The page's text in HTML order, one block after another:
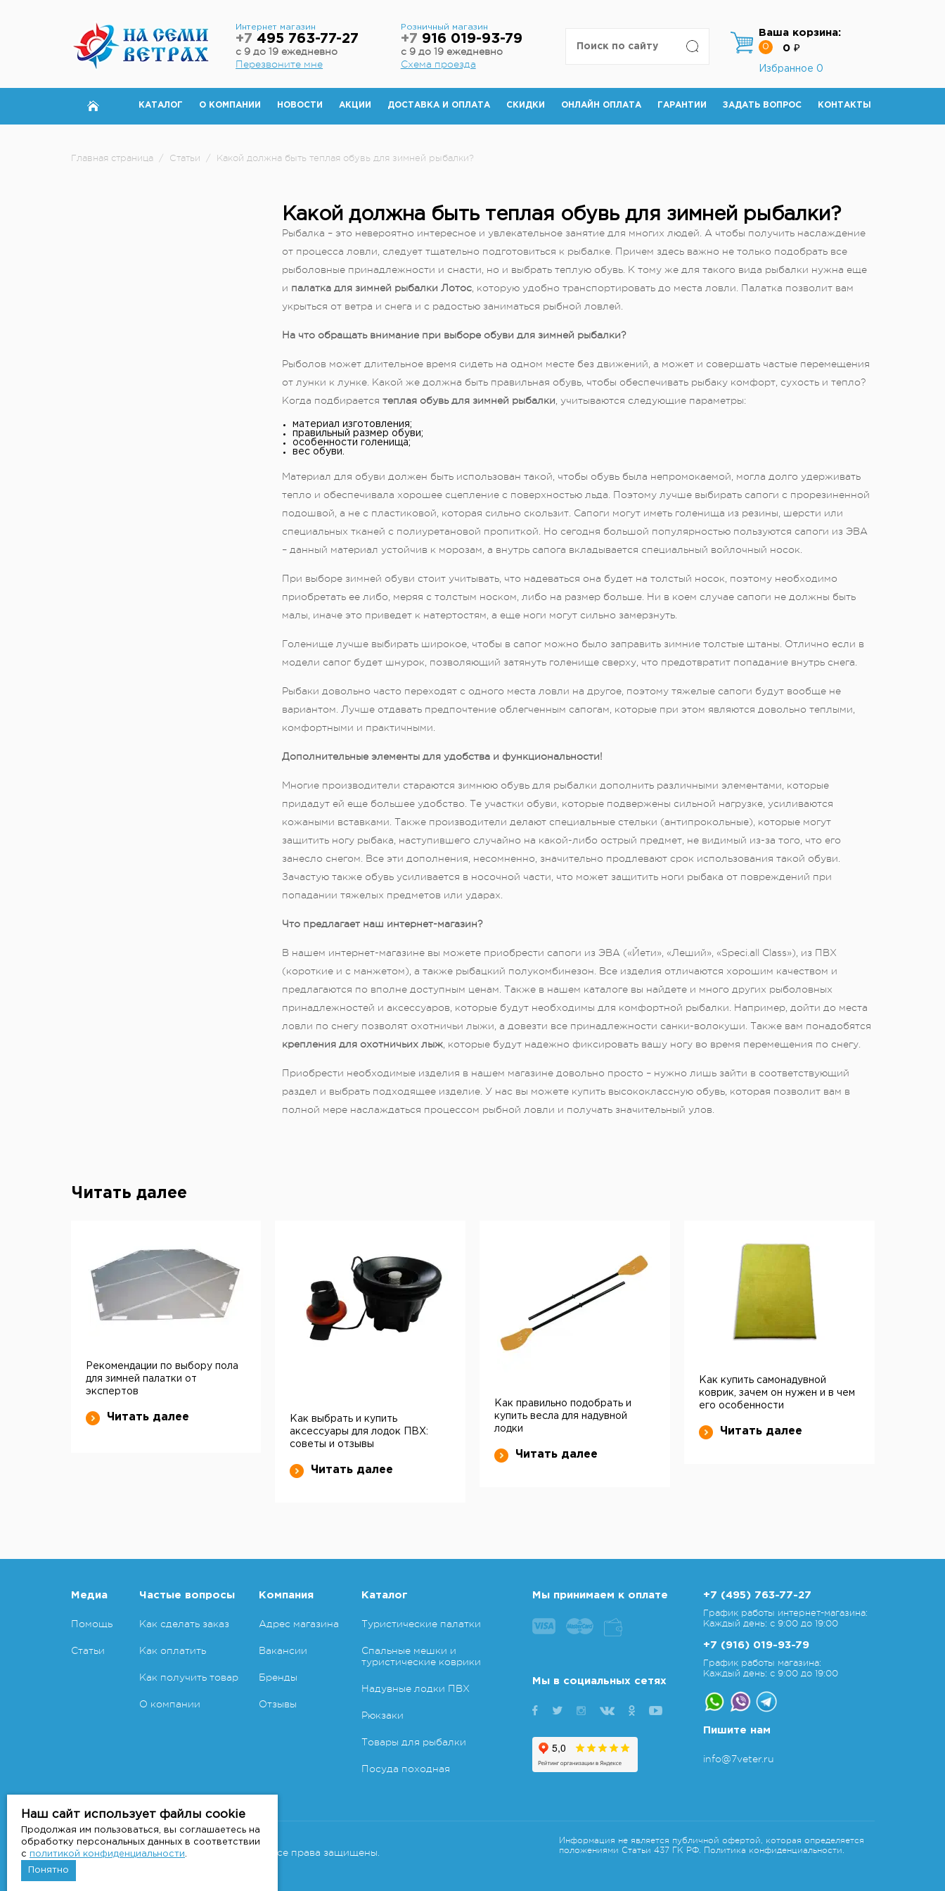
Интернет магазин
+7 495 763-77-27
с 9 до 19 ежедневно
Перезвоните мне
Розничный магазин
+7 916 019-93-79
с 9 до 19 ежедневно
Схема проезда
Ваша корзина:
0 0 ₽
Избранное 0
КАТАЛОГ О КОМПАНИИ НОВОСТИ АКЦИИ ДОСТАВКА И ОПЛАТА СКИДКИ ОНЛАЙН ОПЛАТА ГАРАНТИИ ЗАДАТЬ ВОПРОС КОНТАКТЫ
Главная страница / Статьи / Какой должна быть теплая обувь для зимней рыбалки?
Какой должна быть теплая обувь для зимней рыбалки?
Рыбалка – это невероятно интересное и увлекательное занятие для многих людей. А чтобы получить наслаждение
от процесса ловли, следует тщательно подготовиться к рыбалке. Причем здесь важно не только подобрать все
рыболовные принадлежности и снасти, но и выбрать теплую обувь. К тому же для такого вида рыбалки нужна еще
и палатка для зимней рыбалки Лотос, которую удобно транспортировать до места ловли. Палатка позволит вам
укрыться от ветра и снега и с радостью заниматься рыбной ловлей.
На что обращать внимание при выборе обуви для зимней рыбалки?
Рыболов может длительное время сидеть на одном месте без движений, а может и совершать частые перемещения
от лунки к лунке. Какой же должна быть правильная обувь, чтобы обеспечивать рыбаку комфорт, сухость и тепло?
Когда подбирается теплая обувь для зимней рыбалки , учитываются следующие параметры:
материал изготовления;
правильный размер обуви;
особенности голенища;
вес обуви.
Материал для обуви должен быть использован такой, чтобы обувь была непромокаемой, могла долго удерживать
тепло и обеспечивала хорошее сцепление с поверхностью льда. Поэтому лучше выбирать сапоги с прорезиненной
подошвой, а не с пластиковой, которая сильно скользит. Сапоги могут иметь голенища из резины, шерсти или
специальных тканей с полиуретановой пропиткой. Но сегодня большой популярностью пользуются сапоги из ЭВА
– данный материал устойчив к морозам, а внутрь сапога вкладывается специальный войлочный носок.
При выборе зимней обуви стоит учитывать, что надеваться она будет на толстый носок, поэтому необходимо
приобретать ее либо, меряя с толстым носком, либо на размер больше. Ни в коем случае сапоги не должны быть
малы, иначе это приведет к натертостям, а еще ноги могут сильно замерзнуть.
Голенище лучше выбирать широкое, чтобы в сапог можно было заправить зимние толстые штаны. Отлично если в
модели сапог будет шнурок, позволяющий затянуть голенище сверху, что предотвратит попадание внутрь снега.
Рыбаки довольно часто переходят с одного места ловли на другое, поэтому тяжелые сапоги будут вообще не
вариантом. Лучше отдавать предпочтение облегченным сапогам, которые при этом являются довольно теплыми,
комфортными и практичными.
Дополнительные элементы для удобства и функциональности!
Многие производители стараются зимнюю обувь для рыбалки дополнить различными элементами, которые
придадут ей еще большее удобство. Те участки обуви, которые подвержены сильной нагрузке, усиливаются
кожаными вставками. Также производители делают специальные стельки (антипрокольные), которые могут
защитить ногу рыбака, наступившего случайно на какой-либо острый предмет, не видимый из-за того, что его
занесло снегом. Все эти дополнения, несомненно, значительно продлевают срок использования такой обуви.
Зачастую также обувь усиливается в носочной части, что может защитить ноги рыбака от повреждений при
попадании тяжелых предметов или ударах.
Что предлагает наш интернет-магазин?
В нашем интернет-магазине вы можете приобрести сапоги из ЭВА («Йети», «Леший», «Speci.all Class»), из ПВХ
(короткие и с манжетом), а также рыбацкий полукомбинезон. Все изделия отличаются хорошим качеством и
предлагаются по вполне доступным ценам. Также в нашем каталоге вы найдете и много других рыболовных
принадлежностей и аксессуаров, которые будут необходимы для комфортной рыбалки. Например, дойти до места
ловли по снегу позволят охотничьи лыжи, а довезти все принадлежности санки-волокуши. Также вам понадобятся
крепления для охотничьих лыж, которые будут надежно фиксировать вашу ногу во время перемещения по снегу.
Приобрести необходимые изделия в нашем магазине довольно просто – нужно лишь зайти в соответствующий
раздел и выбрать подходящее изделие. У нас вы можете купить высококлассную обувь, которая позволит вам в
полной мере наслаждаться процессом рыбной ловли и получать значительный улов.
Читать далее
Рекомендации по выбору пола
для зимней палатки от
экспертов
Читать далее
Как выбрать и купить
аксессуары для лодок ПВХ:
советы и отзывы
Читать далее
Как правильно подобрать и
купить весла для надувной
лодки
Читать далее
Как купить самонадувной
коврик, зачем он нужен и в чем
его особенности
Читать далее
Медиа
Помощь
Статьи
Частые вопросы
Как сделать заказ
Как оплатить
Как получить товар
О компании
Компания
Адрес магазина
Вакансии
Бренды
Отзывы
Каталог
Туристические палатки
Спальные мешки и
туристические коврики
Надувные лодки ПВХ
Рюкзаки
Товары для рыбалки
Посуда походная
Мы принимаем к оплате
Мы в социальных сетях
+7 (495) 763-77-27
График работы интернет-магазина:
Каждый день: с 9:00 до 19:00
+7 (916) 019-93-79
График работы магазина:
Каждый день: с 9:00 до 19:00
Пишите нам
info@7veter.ru
Copyright 2011-2026 © 7veter.ru
Интернет-магазин "На Семи Ветрах". Все права защищены.
Информация не является публичной офертой, которая определяется
положениями Статьи 437 ГК РФ. Политика конфиденциальности.
Наш сайт использует файлы cookie
Продолжая им пользоваться, вы соглашаетесь на
обработку персональных данных в соответствии
с политикой конфиденциальности
Понятно